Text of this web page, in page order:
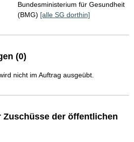
Bundesministerium für Gesundheit
(BMG) [alle SG dorthin]
(0)
nicht im Auftrag ausgeübt.
Zuschüsse der öffentlichen